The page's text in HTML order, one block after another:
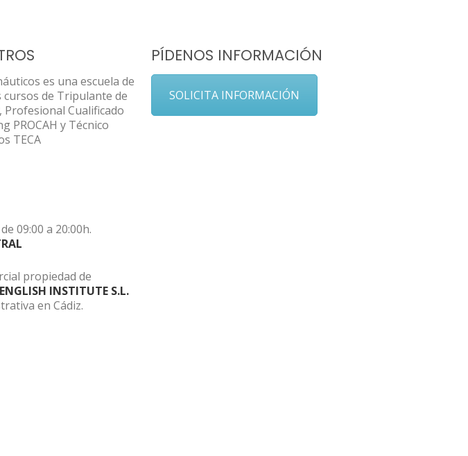
es una escuela de
cursos de Tripulante de
Profesional Cualificado
PROCAH y Técnico
TECA
09:00 a 20:00h.
propiedad de
INSTITUTE S.L.
en Cádiz.
PÍDENOS INFORMACIÓN
SOLICITA INFORMACIÓN